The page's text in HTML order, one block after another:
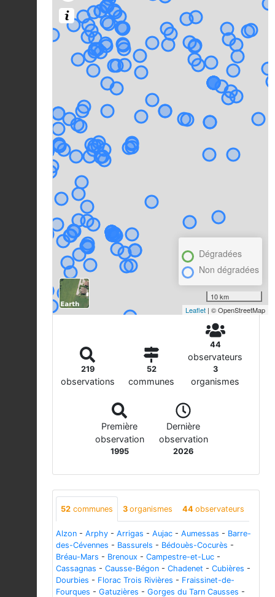
Dégradées
Non dégradées
10 km
Leaflet | © OpenStreetMap
219
observations
52
communes
44
observateurs
3
organismes
Première
observation
1995
Dernière
observation
2026
52 communes 3 organismes 44 observateurs
Alzon - Arphy - Arrigas - Aujac - Aumessas - Barre-
des-Cévennes - Bassurels - Bédouès-Cocurès -
Bréau-Mars - Brenoux - Campestre-et-Luc -
Cassagnas - Causse-Bégon - Chadenet - Cubières -
Dourbies - Florac Trois Rivières - Fraissinet-de-
Fourques - Gatuzières - Gorges du Tarn Causses -